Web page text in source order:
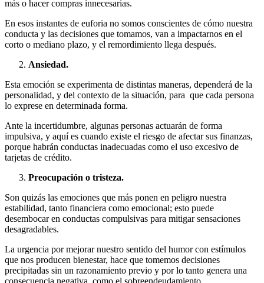
más o hacer compras innecesarias.
En esos instantes de euforia no somos conscientes de cómo nuestra
conducta y las decisiones que tomamos, van a impactarnos en el
corto o mediano plazo, y el remordimiento llega después.
Ansiedad.
Esta emoción se experimenta de distintas maneras, dependerá de la
personalidad, y del contexto de la situación, para que cada persona
lo exprese en determinada forma.
Ante la incertidumbre, algunas personas actuarán de forma
impulsiva, y aquí es cuando existe el riesgo de afectar sus finanzas,
porque habrán conductas inadecuadas como el uso excesivo de
tarjetas de crédito.
Preocupación o tristeza.
Son quizás las emociones que más ponen en peligro nuestra
estabilidad, tanto financiera como emocional; esto puede
desembocar en conductas compulsivas para mitigar sensaciones
desagradables.
La urgencia por mejorar nuestro sentido del humor con estímulos
que nos producen bienestar, hace que tomemos decisiones
precipitadas sin un razonamiento previo y por lo tanto genera una
consecuencia negativa, como el sobreendeudamiento.